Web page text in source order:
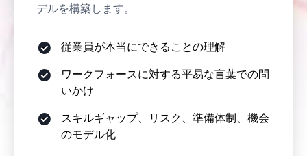
デルを構築します。
従業員が本当にできることの理解
ワークフォースに対する平易な言葉での問
いかけ
スキルギャップ、リスク、準備体制、機会
のモデル化